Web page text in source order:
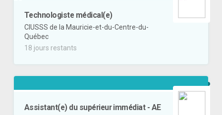
Technologiste médical(e)
CIUSSS de la Mauricie-et-du-Centre-du-
Québec
18 jours restants
Assistant(e) du supérieur immédiat - AE